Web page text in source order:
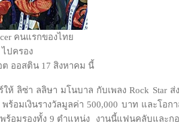
คนแรกของไทย
ไปครอง
ต ออสติน 17 สิงหาคม นี้
ห้ ลิซ่า ลลิษา มโนบาล กับเพลง Rock Star
อมเงินรางวัลมูลค่า 500,000 บาท และโอก
อมรองทั้ง 9 ตำแหน่ง งานนี้แฟนคลับและก